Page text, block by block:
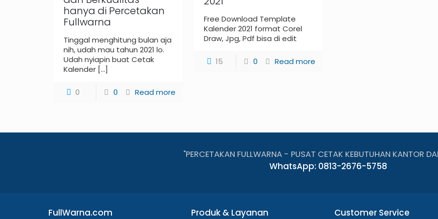
hanya di Percetakan
Fullwarna
Tinggal menghitung bulan aja
nih, udah mau tahun 2021 lo.
Udah nyiapin buat Cetak
Kalender […]
0 0 Read more
Free Download Template
Kalender 2021 format Corel
Draw, Jpg, Pdf bisa di edit
15 0 Read more
"PERCETAKAN FULLWARNA - PUSAT CETAK KEBUTUHAN KANTOR
WhatsApp: 0813-2676-5758
FullWarna.com Produk & Layanan Customer Service